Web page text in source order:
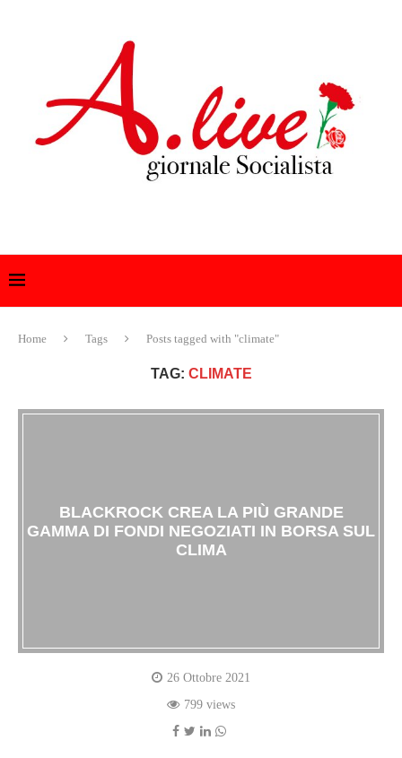
Home Tags Posts tagged with "climate"
TAG: CLIMATE
BLACKROCK CREA LA PIÙ GRANDE
GAMMA DI FONDI NEGOZIATI IN BORSA SUL
CLIMA
26 Ottobre 2021
799 views